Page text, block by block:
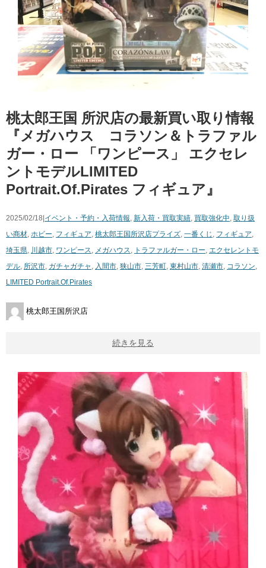
桃太郎王国 所沢店の最新買い取り情報
『メガハウス コラソン＆トラファル
ガー・ロー ​「ワンピース」 ​エクセレ
ントモデルLIMITED ​
Portrait.Of.Pirates フィギュア』
2025/02/18|イベント・予約・入荷情報 新入荷・買取実績 買取強化中 取り扱
い商材 ホビー フィギュア 桃太郎王国所沢店プライズ 一番くじ フィギュア
埼玉県
川越市 ワンピース メガハウス トラファルガー・ロー エクセレントモ
デル 所沢市 ガチャガチャ 入間市 狭山市 三芳町 東村山市 清瀬市 コラソン
LIMITED ​Portrait.Of.Pirates
桃太郎王国所沢店
続きを見る